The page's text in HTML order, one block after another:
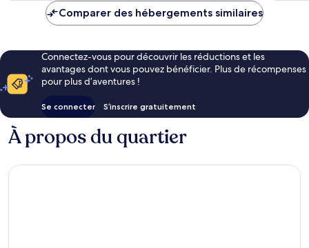
de
Comparer des hébergements similaires
Connectez-vous pour découvrir les réductions et les
avantages dont vous pouvez bénéficier. Plus de récompenses
pour plus d’aventures !
Se connecter S’inscrire gratuitement
À propos du quartier